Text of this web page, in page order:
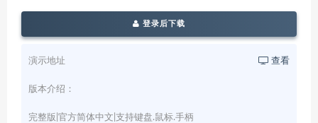
登录后下载
演示地址 查看
版本介绍：
完整版|官方简体中文|支持键盘.鼠标.手柄